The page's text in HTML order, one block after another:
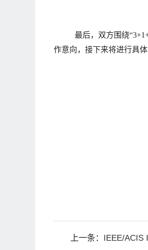
最后，双方围绕
作意向，接下来将进行具
上一条： IEEE/